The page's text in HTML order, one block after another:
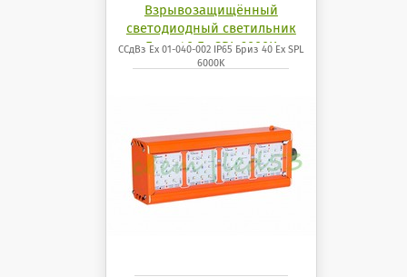
Взрывозащищённый
светодиодный светильник
Бриз 40 Ех SPL 6000K
ССдВз Ех 01-040-002 IP65 Бриз 40 Ех SPL
6000K